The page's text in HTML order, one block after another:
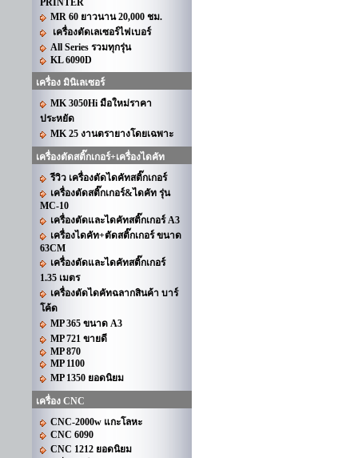
PRINTER
MR 60 ยาวนาน 20,000 ชม.
เครื่องตัดเลเซอร์ไฟเบอร์
All Series รวมทุกรุ่น
KL 6090D
เครื่อง มินิเลเซอร์
MK 3050Hi มือใหม่ราคา
ประหยัด
MK 25 งานตรายางโดยเฉพาะ
เครื่องตัดสติ๊กเกอร์+เครื่องไดคัท
รีวิว เครื่องตัดไดคัทสติ๊กเกอร์
เครื่องตัดสติ๊กเกอร์&ไดคัท รุ่น
MC-10
เครื่องตัดและไดคัทสติ๊กเกอร์ A3
เครื่องไดคัท+ตัดสติ๊กเกอร์ ขนาด
63CM
เครื่องตัดและไดคัทสติ๊กเกอร์
1.35 เมตร
เครื่องตัดไดคัทฉลากสินค้า บาร์
โค้ด
MP 365 ขนาด A3
MP 721 ขายดี
MP 870
MP 1100
MP 1350 ยอดนิยม
เครื่อง CNC
CNC-2000w แกะโลหะ
CNC 6090
CNC 1212 ยอดนิยม